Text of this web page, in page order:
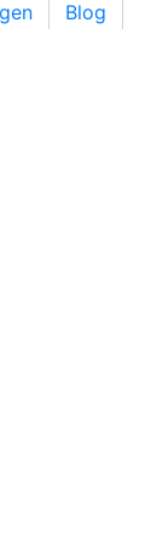
Blog